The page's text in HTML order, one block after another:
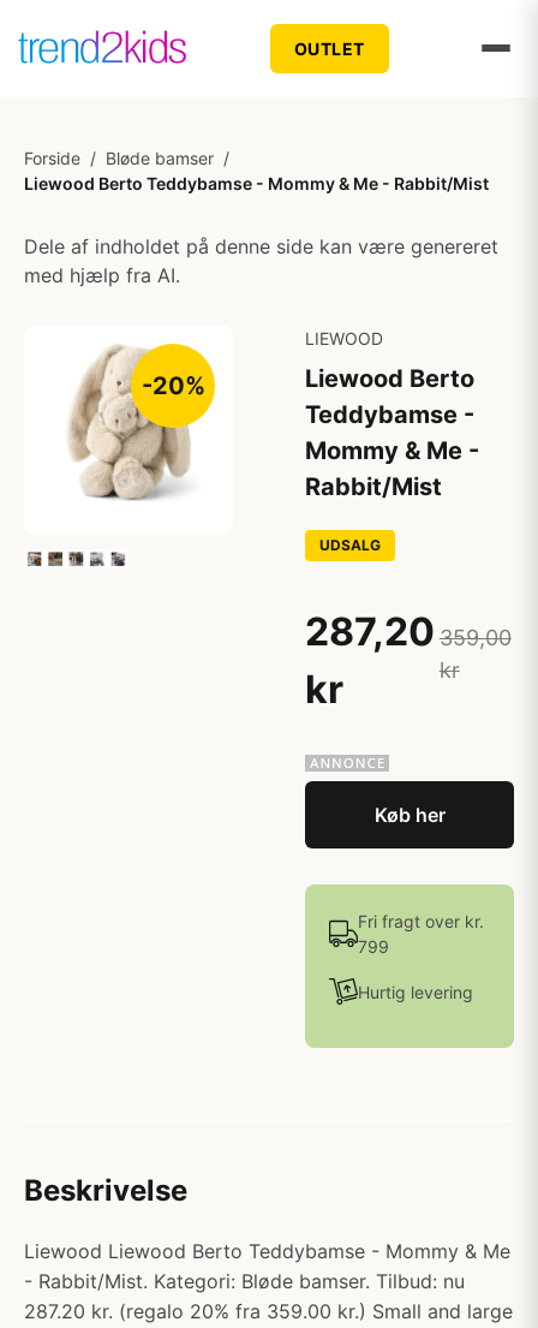
OUTLET
Forside / Bløde bamser /
Liewood Berto Teddybamse - Mommy & Me - Rabbit/Mist
Dele af indholdet på denne side kan være genereret
med hjælp fra AI.
-20%
LIEWOOD
Liewood Berto
Teddybamse -
Mommy & Me -
Rabbit/Mist
UDSALG
287,20
kr
359,00
kr
Køb her
Fri fragt over kr.
799
Hurtig levering
Beskrivelse
Liewood Liewood Berto Teddybamse - Mommy & Me
- Rabbit/Mist. Kategori: Bløde bamser. Tilbud: nu
287.20 kr. (regalo 20% fra 359.00 kr.) Small and large